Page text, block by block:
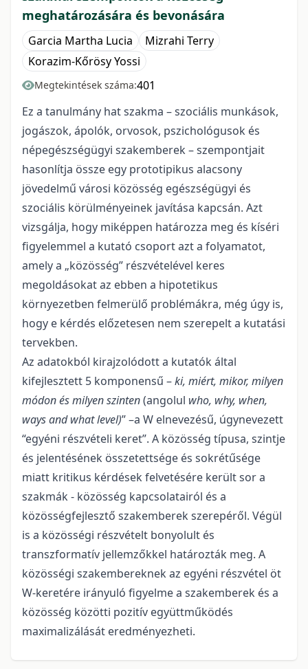
meghatározására és bevonására
Garcia Martha Lucia
Mizrahi Terry
Korazim-Kőrösy Yossi
Megtekintések száma:401
Ez a tanulmány hat szakma – szociális munkások,
jogászok, ápolók, orvosok, pszichológusok és
népegészségügyi szakemberek – szempontjait
hasonlítja össze egy prototipikus alacsony
jövedelmű városi közösség egészségügyi és
szociális körülményeinek javítása kapcsán. Azt
vizsgálja, hogy miképpen határozza meg és kíséri
figyelemmel a kutató csoport azt a folyamatot,
amely a „közösség” részvételével keres
megoldásokat az ebben a hipotetikus
környezetben felmerülő problémákra, még úgy is,
hogy e kérdés előzetesen nem szerepelt a kutatási
tervekben.
Az adatokból kirajzolódott a kutatók által
kifejlesztett 5 komponensű –ki, miért, mikor, milyen
módon és milyen szinten(angolul who, why, when,
ways and what level)” –a W elnevezésű, úgynevezett
“egyéni részvételi keret”. A közösség típusa, szintje
és jelentésének összetettsége és sokrétűsége
miatt kritikus kérdések felvetésére került sor a
szakmák - közösség kapcsolatairól és a
közösségfejlesztő szakemberek szerepéről. Végül
is a közösségi részvételt bonyolult és
transzformatív jellemzőkkel határozták meg. A
közösségi szakembereknek az egyéni részvétel öt
W-keretére irányuló figyelme a szakemberek és a
közösség közötti pozitív együttműködés
maximalizálását eredményezheti.